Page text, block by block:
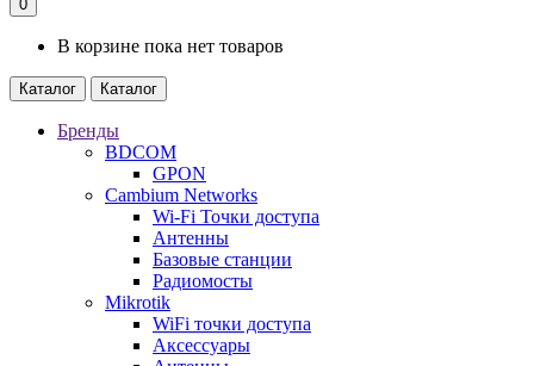
0
В корзине пока нет товаров
Каталог Каталог
Бренды
BDCOM
GPON
Cambium Networks
Wi-Fi Точки доступа
Антенны
Базовые станции
Радиомосты
Mikrotik
WiFi точки доступа
Аксессуары